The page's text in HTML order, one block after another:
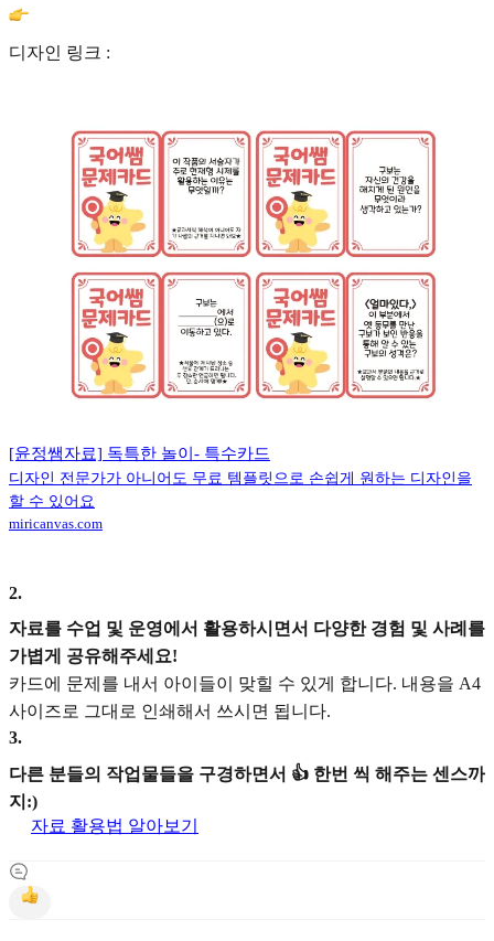
디자인 링크 :
[윤정쌤자료] 독특한 놀이- 특수카드
디자인 전문가가 아니어도 무료 템플릿으로 손쉽게 원하는 디자인을
할 수 있어요
miricanvas.com
2.
자료를 수업 및 운영에서 활용하시면서 다양한 경험 및 사례를
가볍게 공유해주세요!
카드에 문제를 내서 아이들이 맞힐 수 있게 합니다. 내용을 A4
사이즈로 그대로 인쇄해서 쓰시면 됩니다.
3.
다른 분들의 작업물들을 구경하면서 👍 한번 씩 해주는 센스까
지:)
자료 활용법 알아보기